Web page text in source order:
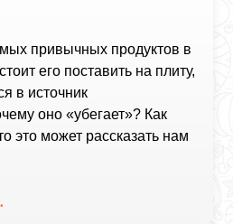
привычных продуктов в
его поставить на плиту,
в источник
оно «убегает»? Как
это может рассказать нам